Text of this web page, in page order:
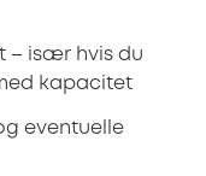
– især hvis du
kapacitet
eventuelle